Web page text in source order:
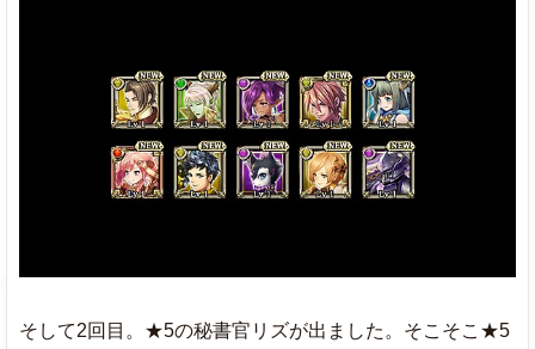
そして2回目。★5の秘書官リズが出ました。そこそこ★5